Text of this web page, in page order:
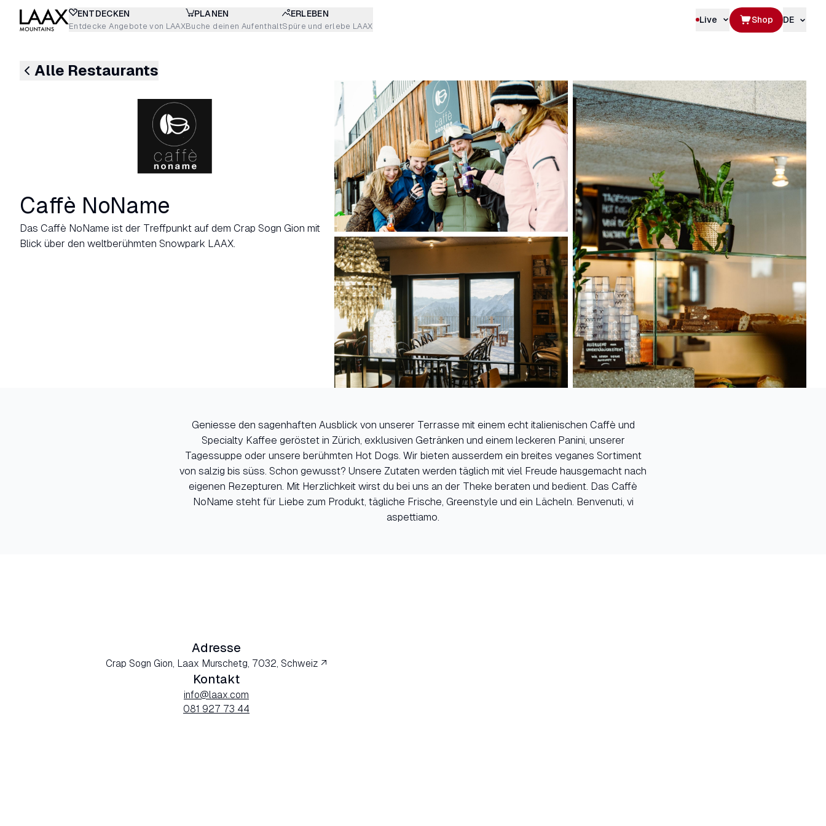
ENTDECKEN
Entdecke Angebote von LAAX
PLANEN
Buche deinen Aufenthalt
ERLEBEN
Spüre und erlebe LAAX
Live Shop DE
Alle Restaurants
Caffè NoName
Das Caffè NoName ist der Treffpunkt auf dem Crap Sogn Gion mit
Blick über den weltberühmten Snowpark LAAX.
Geniesse den sagenhaften Ausblick von unserer Terrasse mit einem echt italienischen Caffè und
Specialty Kaffee geröstet in Zürich, exklusiven Getränken und einem leckeren Panini, unserer
Tagessuppe oder unsere berühmten Hot Dogs. Wir bieten ausserdem ein breites veganes Sortiment
von salzig bis süss. Schon gewusst? Unsere Zutaten werden täglich mit viel Freude hausgemacht nach
eigenen Rezepturen. Mit Herzlichkeit wirst du bei uns an der Theke beraten und bedient. Das Caffè
NoName steht für Liebe zum Produkt, tägliche Frische, Greenstyle und ein Lächeln. Benvenuti, vi
aspettiamo.
Adresse
Crap Sogn Gion, Laax Murschetg, 7032, Schweiz ↗
Kontakt
info@laax.com
081 927 73 44